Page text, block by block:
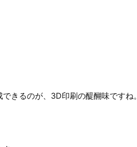
きるのが、3D印刷の醍醐味ですね。